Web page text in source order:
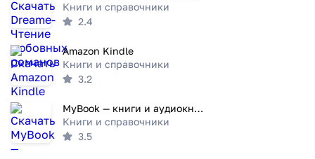
Книги и справочники
2.4
Amazon Kindle
Книги и справочники
3.2
MyBook — книги и аудиокниги
Книги и справочники
3.5